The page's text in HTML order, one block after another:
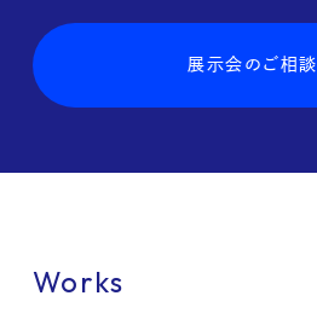
展示会のご相談
Works